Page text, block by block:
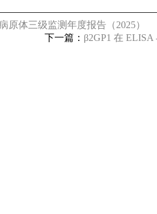
DIN EN ISO 13485
耘，我们在天然抗
全面承载
体三级监测年度报告（2025）
下一篇： β2GP1 在